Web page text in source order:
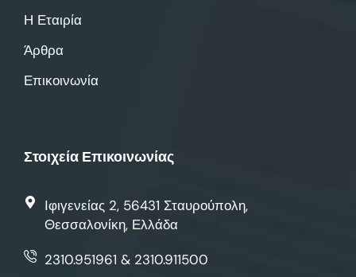
Η Εταιρία
Άρθρα
Επικοινωνία
Στοιχεία Επικοινωνίας
Ιφιγενείας 2, 56431 Σταυρούπολη,
Θεσσαλονίκη, Ελλάδα
2310.951961 & 2310.911500